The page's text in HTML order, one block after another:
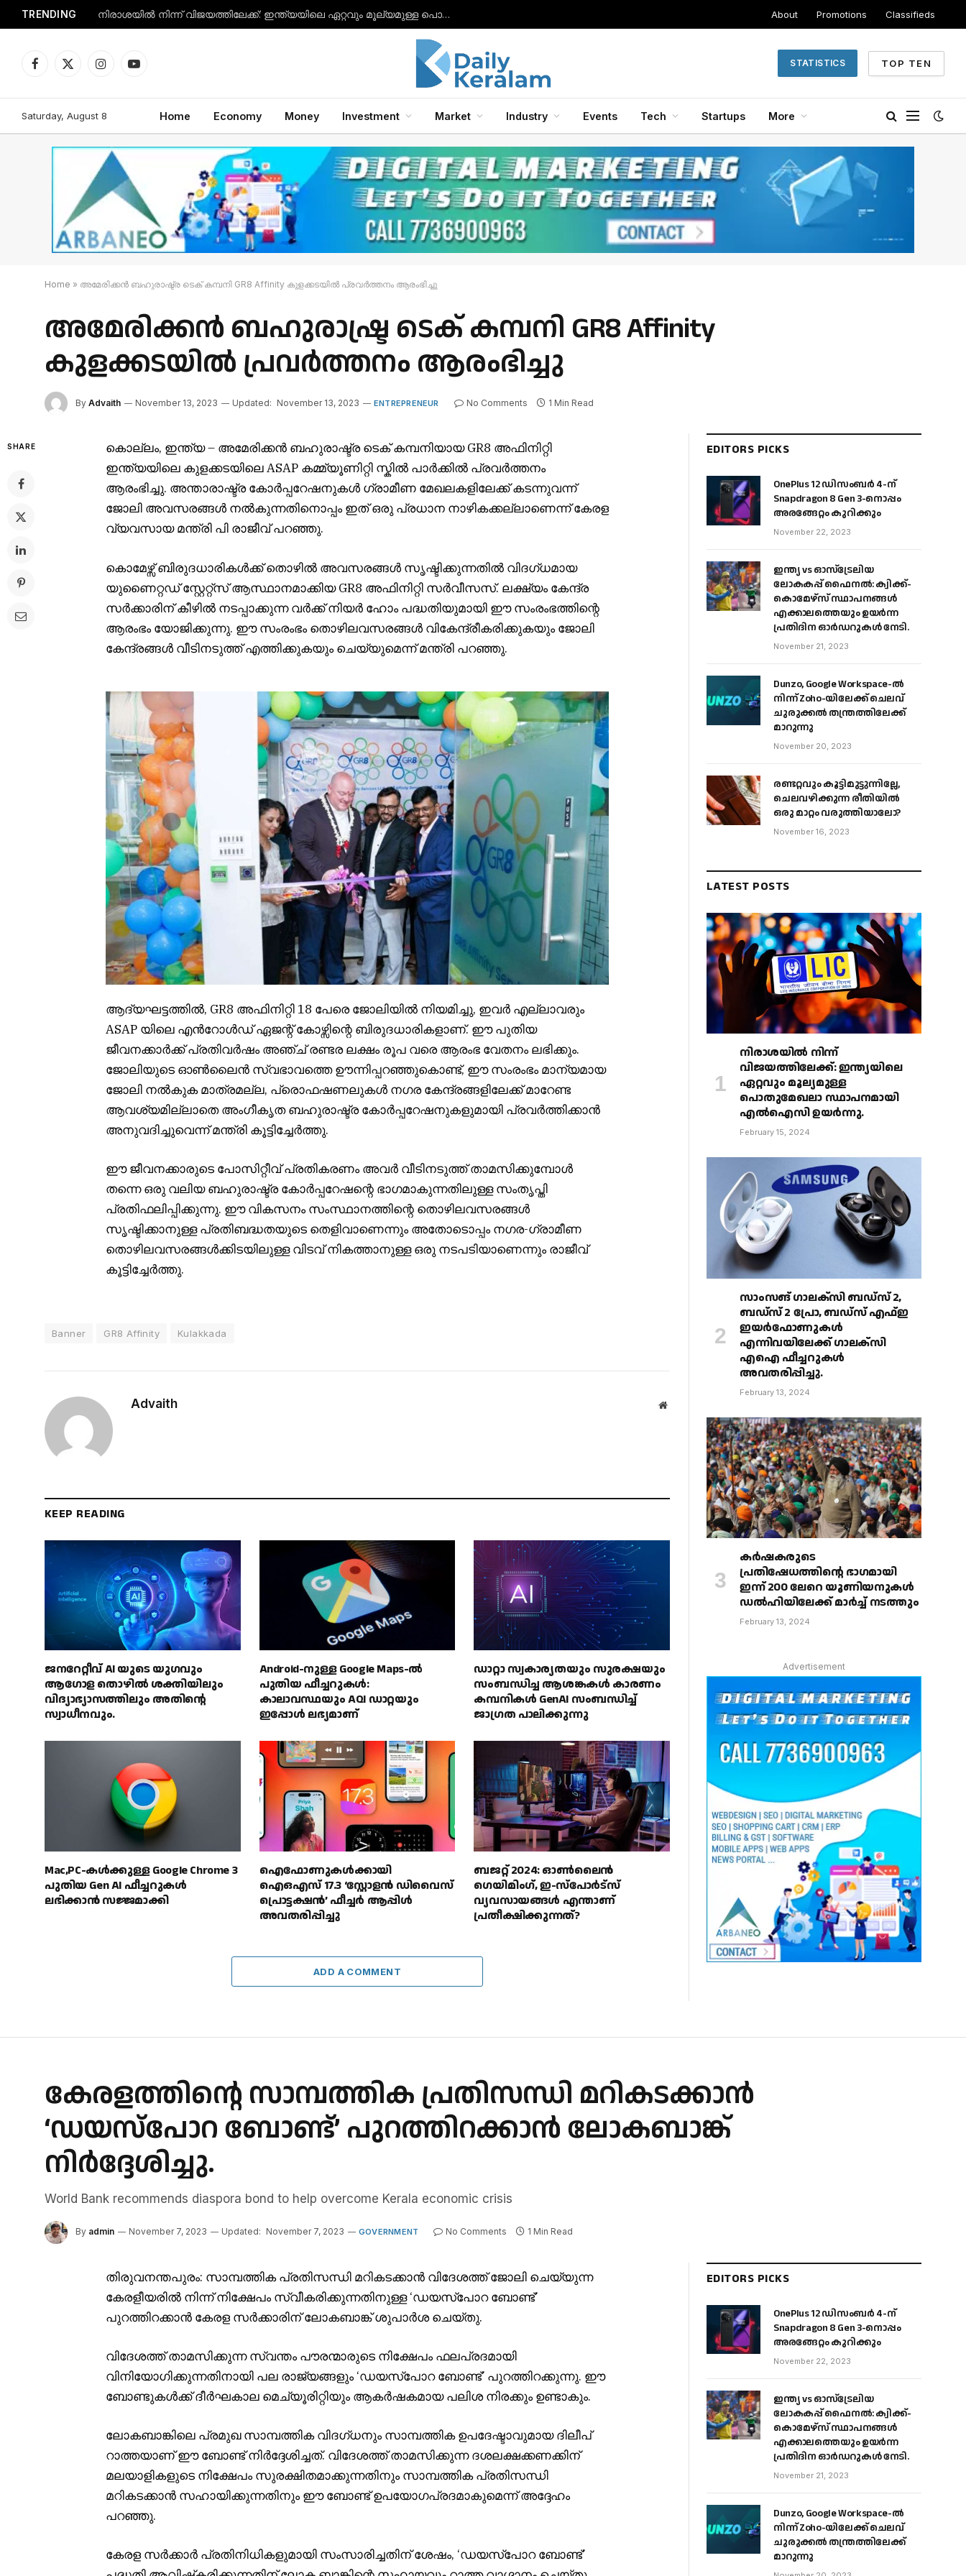
സാംസങ് ഗാലക്‌സി ബഡ്‌സ് 2, ബഡ്‌സ് 2 പ്രോ, ബഡ്‌സ് എഫ്ഇ ഇയർഫോണുകൾ എന്നിവയിലേക്ക് ഗാലക്‌സി എഐ ഫീച്ചറുകൾ അവതരിപ്പിച്ചു.
About Promotions Classifieds
Facebook
X
InstagramYouTube
STATISTICS TOP TEN
Saturday, August 8 Home Economy Money Investment Market Industry Events Tech Startups More
Home » അമേരിക്കൻ ബഹുരാഷ്ട്ര ടെക് കമ്പനി GR8 Affinity കുളക്കടയിൽ പ്രവർത്തനം ആരംഭിച്ചു
അമേരിക്കൻ ബഹുരാഷ്ട്ര ടെക് കമ്പനി GR8 Affinity
കുളക്കടയിൽ പ്രവർത്തനം ആരംഭിച്ചു
By Advaith November 13, 2023 Updated: November 13, 2023 ENTREPRENEUR No Comments 1 Min Read
SHARE കൊല്ലം, ഇന്ത്യ – അമേരിക്കൻ ബഹുരാഷ്ട്ര ടെക് കമ്പനിയായGR8 അഫിനിറ്റി
ഇന്ത്യയിലെ കുളക്കടയിലെASAP കമ്മ്യൂണിറ്റി സ്കിൽ പാർക്കിൽ പ്രവർത്തനം
ആരംഭിച്ചു. അന്താരാഷ്ട്ര കോർപ്പറേഷനുകൾ ഗ്രാമീണ മേഖലകളിലേക്ക് കടന്നുവന്ന്
ജോലി അവസരങ്ങൾ നൽകുന്നതിനൊപ്പം ഇത് ഒരു പ്രധാന നാഴികക്കല്ലാണെന്ന് കേരള
വ്യവസായ മന്ത്രി പി രാജീവ് പറഞ്ഞു.
കൊമേഴ്സ് ബിരുദധാരികൾക്ക് തൊഴിൽ അവസരങ്ങൾ സൃഷ്ടിക്കുന്നതിൽ വിദഗ്ധമായ
യുണൈറ്റഡ് സ്റ്റേറ്റ്സ് ആസ്ഥാനമാക്കിയGR8 അഫിനിറ്റി സർവീസസ്. ലക്ഷ്യം കേന്ദ്ര
സർക്കാരിന് കീഴിൽ നടപ്പാക്കുന്ന വർക്ക് നിയർ ഹോം പദ്ധതിയുമായി ഈ സംരംഭത്തിന്റെ
ആരംഭം യോജിക്കുന്നു. ഈ സംരംഭം തൊഴിലവസരങ്ങൾ വികേന്ദ്രീകരിക്കുകയും ജോലി
കേന്ദ്രങ്ങൾ വീടിനടുത്ത് എത്തിക്കുകയും ചെയ്യുമെന്ന് മന്ത്രി പറഞ്ഞു.
ആദ്യഘട്ടത്തിൽ, GR8 അഫിനിറ്റി18 പേരെ ജോലിയിൽ നിയമിച്ചു, ഇവർ എല്ലാവരും
ASAP യിലെ എൻറോൾഡ് ഏജന്റ് കോഴ്സിന്റെ ബിരുദധാരികളാണ്. ഈ പുതിയ
ജീവനക്കാർക്ക് പ്രതിവർഷം അഞ്ച് രണ്ടര ലക്ഷം രൂപ വരെ ആരംഭ വേതനം ലഭിക്കും.
ജോലിയുടെ ഓൺലൈൻ സ്വഭാവത്തെ ഊന്നിപ്പറഞ്ഞുകൊണ്ട്, ഈ സംരംഭം മാന്യമായ
ജോലി നൽകുക മാത്രമല്ല, പ്രൊഫഷണലുകൾ നഗര കേന്ദ്രങ്ങളിലേക്ക് മാറേണ്ട
ആവശ്യമില്ലാതെ അംഗീകൃത ബഹുരാഷ്ട്ര കോർപ്പറേഷനുകളുമായി പ്രവർത്തിക്കാൻ
അനുവദിച്ചുവെന്ന് മന്ത്രി കൂട്ടിച്ചേർത്തു.
ഈ ജീവനക്കാരുടെ പോസിറ്റീവ് പ്രതികരണം അവർ വീടിനടുത്ത് താമസിക്കുമ്പോൾ
തന്നെ ഒരു വലിയ ബഹുരാഷ്ട്ര കോർപ്പറേഷന്റെ ഭാഗമാകുന്നതിലുള്ള സംതൃപ്തി
പ്രതിഫലിപ്പിക്കുന്നു. ഈ വികസനം സംസ്ഥാനത്തിന്റെ തൊഴിലവസരങ്ങൾ
സൃഷ്ടിക്കാനുള്ള പ്രതിബദ്ധതയുടെ തെളിവാണെന്നും അതോടൊപ്പം നഗര-ഗ്രാമീണ
തൊഴിലവസരങ്ങൾക്കിടയിലുള്ള വിടവ് നികത്താനുള്ള ഒരു നടപടിയാണെന്നും രാജീവ്
കൂട്ടിച്ചേർത്തു.
Banner GR8 Affinity Kulakkada
Advaith Website
KEEP READING
ജനറേറ്റീവ് AI യുടെ യുഗവും
ആഗോള തൊഴിൽ ശക്തിയിലും
വിദ്യാഭ്യാസത്തിലും അതിൻ്റെ
സ്വാധീനവും.
Android-നുള്ള Google Maps-ൽ
പുതിയ ഫീച്ചറുകൾ:
കാലാവസ്ഥയും AQI ഡാറ്റയും
ഇപ്പോൾ ലഭ്യമാണ്
ഡാറ്റാ സ്വകാര്യതയും സുരക്ഷയും
സംബന്ധിച്ച ആശങ്കകൾ കാരണം
കമ്പനികൾ GenAI സംബന്ധിച്ച്
ജാഗ്രത പാലിക്കുന്നു
Mac,PC-കൾക്കുള്ള Google Chrome 3
പുതിയ Gen AI ഫീച്ചറുകൾ
ലഭിക്കാൻ സജ്ജമാക്കി
ഐഫോണുകൾക്കായി
ഐഒഎസ് 17.3 ‘സ്റ്റോളൻ ഡിവൈസ്
പ്രൊട്ടക്ഷൻ’ ഫീച്ചർ ആപ്പിൾ
അവതരിപ്പിച്ചു
ബജറ്റ് 2024: ഓൺലൈൻ
ഗെയിമിംഗ്, ഇ-സ്‌പോർട്‌സ്
വ്യവസായങ്ങൾ എന്താണ്
പ്രതീക്ഷിക്കുന്നത്?
ADD A COMMENT
EDITORS PICKS
OnePlus 12 ഡിസംബർ 4-ന്
Snapdragon 8 Gen 3-നൊപ്പം
അരങ്ങേറ്റം കുറിക്കും
November 22, 2023
ഇന്ത്യ vs ഓസ്‌ട്രേലിയ
ലോകകപ്പ് ഫൈനൽ: ക്വിക്ക്-
കൊമേഴ്‌സ് സ്ഥാപനങ്ങൾ
എക്കാലത്തെയും ഉയർന്ന
പ്രതിദിന ഓർഡറുകൾ നേടി.
November 21, 2023
Dunzo, Google Workspace-ൽ
നിന്ന് Zoho-യിലേക്ക് ചെലവ്
ചുരുക്കൽ തന്ത്രത്തിലേക്ക്
മാറുന്നു
November 20, 2023
രണ്ടറ്റവും കൂട്ടിമുട്ടുന്നില്ലേ,
ചെലവഴിക്കുന്ന രീതിയിൽ
ഒരു മാറ്റം വരുത്തിയാലോ?
November 16, 2023
LATEST POSTS
നിരാശയിൽ നിന്ന്
വിജയത്തിലേക്ക്: ഇന്ത്യയിലെ
ഏറ്റവും മൂല്യമുള്ള
പൊതുമേഖലാ സ്ഥാപനമായി
എൽഐസി ഉയർന്നു.
February 15, 2024
സാംസങ് ഗാലക്‌സി ബഡ്‌സ് 2,
ബഡ്‌സ് 2 പ്രോ, ബഡ്‌സ് എഫ്ഇ
ഇയർഫോണുകൾ
എന്നിവയിലേക്ക് ഗാലക്‌സി
എഐ ഫീച്ചറുകൾ
അവതരിപ്പിച്ചു.
February 13, 2024
കർഷകരുടെ
പ്രതിഷേധത്തിൻ്റെ ഭാഗമായി
ഇന്ന് 200 ലേറെ യൂണിയനുകൾ
ഡൽഹിയിലേക്ക് മാർച്ച് നടത്തും
February 13, 2024
Advertisement
കേരളത്തിന്റെ സാമ്പത്തിക പ്രതിസന്ധി മറികടക്കാൻ
‘ഡയസ്‌പോറ ബോണ്ട്’ പുറത്തിറക്കാൻ ലോകബാങ്ക്
നിർദ്ദേശിച്ചു.
World Bank recommends diaspora bond to help overcome Kerala economic crisis
By admin November 7, 2023 Updated: November 7, 2023 GOVERNMENT No Comments 1 Min Read
തിരുവനന്തപുരം: സാമ്പത്തിക പ്രതിസന്ധി മറികടക്കാൻ വിദേശത്ത് ജോലി ചെയ്യുന്ന
കേരളീയരിൽ നിന്ന് നിക്ഷേപം സ്വീകരിക്കുന്നതിനുള്ള ‘ഡയസ്‌പോറ ബോണ്ട്’
പുറത്തിറക്കാൻ കേരള സർക്കാരിന് ലോകബാങ്ക് ശുപാർശ ചെയ്തു.
വിദേശത്ത് താമസിക്കുന്ന സ്വന്തം പൗരന്മാരുടെ നിക്ഷേപം ഫലപ്രദമായി
വിനിയോഗിക്കുന്നതിനായി പല രാജ്യങ്ങളും ‘ഡയസ്‌പോറ ബോണ്ട്’ പുറത്തിറക്കുന്നു. ഈ
ബോണ്ടുകൾക്ക് ദീർഘകാല മെച്യൂരിറ്റിയും ആകർഷകമായ പലിശ നിരക്കും ഉണ്ടാകും.
ലോകബാങ്കിലെ പ്രമുഖ സാമ്പത്തിക വിദഗ്ധനും സാമ്പത്തിക ഉപദേഷ്ടാവുമായ ദിലീപ്
റാത്തയാണ് ഈ ബോണ്ട് നിർദ്ദേശിച്ചത്. വിദേശത്ത് താമസിക്കുന്ന ദശലക്ഷക്കണക്കിന്
മലയാളികളുടെ നിക്ഷേപം സുരക്ഷിതമാക്കുന്നതിനും സാമ്പത്തിക പ്രതിസന്ധി
മറികടക്കാൻ സഹായിക്കുന്നതിനും ഈ ബോണ്ട് ഉപയോഗപ്രദമാകുമെന്ന് അദ്ദേഹം
പറഞ്ഞു.
കേരള സർക്കാർ പ്രതിനിധികളുമായി സംസാരിച്ചതിന് ശേഷം, ‘ഡയസ്‌പോറ ബോണ്ട്’
EDITORS PICKS
OnePlus 12 ഡിസംബർ 4-ന്
Snapdragon 8 Gen 3-നൊപ്പം
അരങ്ങേറ്റം കുറിക്കും
November 22, 2023
ഇന്ത്യ vs ഓസ്‌ട്രേലിയ
ലോകകപ്പ് ഫൈനൽ: ക്വിക്ക്-
കൊമേഴ്‌സ് സ്ഥാപനങ്ങൾ
എക്കാലത്തെയും ഉയർന്ന
പ്രതിദിന ഓർഡറുകൾ നേടി.
November 21, 2023
Dunzo, Google Workspace-ൽ
നിന്ന് Zoho-യിലേക്ക് ചെലവ്
ചുരുക്കൽ തന്ത്രത്തിലേക്ക്
മാറുന്നു